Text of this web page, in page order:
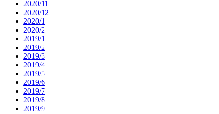
2020/11
2020/12
2020/1
2020/2
2019/1
2019/2
2019/3
2019/4
2019/5
2019/6
2019/7
2019/8
2019/9